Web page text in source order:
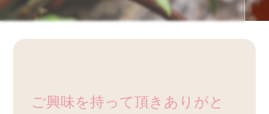
ご興味を持って頂きありがと